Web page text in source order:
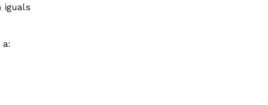
iguals